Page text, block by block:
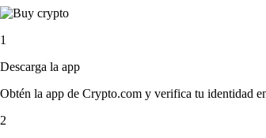
1
Descarga la app
Obtén la app de Crypto.com y verifica tu identidad
2